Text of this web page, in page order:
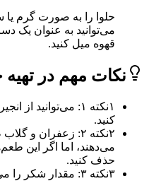
حلوا را به صورت گرم یا سرد
می‌توانید به عنوان یک دسر
قهوه میل کنید.
مهم در تهیه حلوا
نکته ۱: می‌توانید از انجیر
نکته ۲: زعفران و گلاب
می‌دهند، اما اگر این طعم‌ها را
حذف کنید.
نکته ۳: مقدار شکر را